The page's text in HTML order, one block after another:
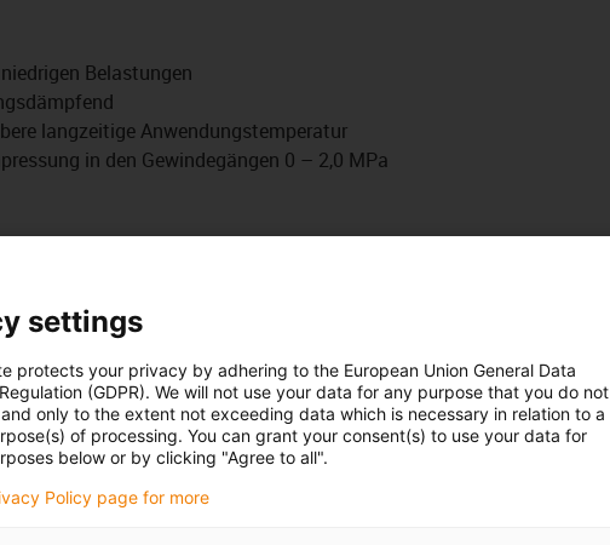
Belastungen
langzeitige Anwendungstemperatur
in den Gewindegängen 0 – 2,0 MPa
aus den verschleißfesten iglidur®
für verschiedene Einsatzzwecke zur Verfügung:
allen Geschwindigkeiten, iglidur J350 - für Temperaturen bis
für Food-Pharmaindustrie, iglidur E7 - für hohe
iglidur R - Schwingungs- und vibrationshemmend,
zu Aluminium und iglidur W300 - für
settings
protects your privacy by adhering to the European Union General Data
(GDPR). We will not use your data for any purpose that you do not
only to the extent not exceeding data which is necessary in relation to a
of processing. You can grant your consent(s) to use your data for
below or by clicking "Agree to all".
Policy page for more